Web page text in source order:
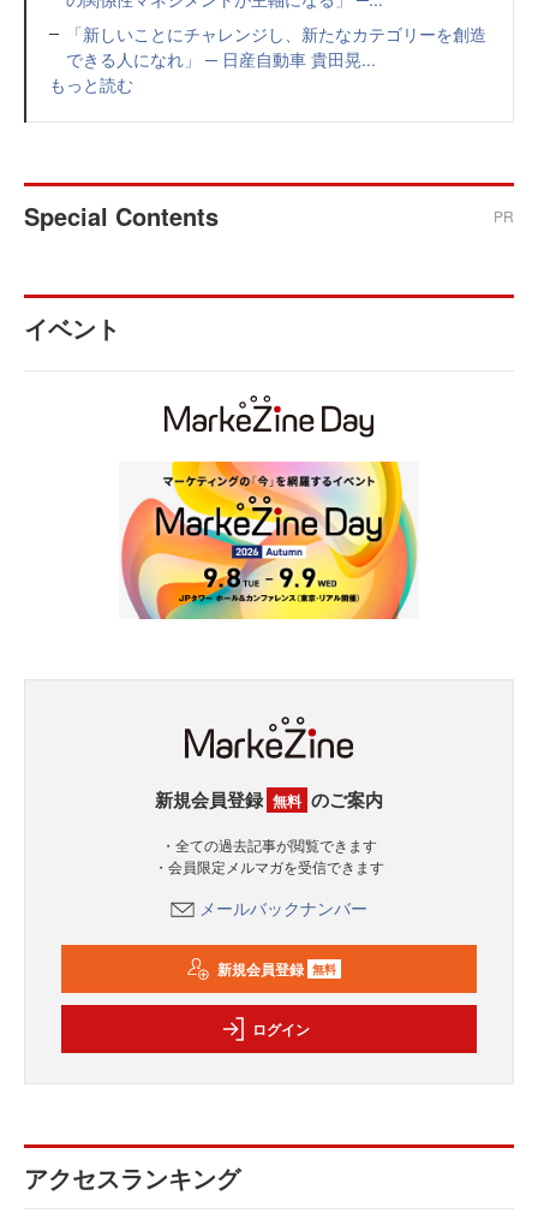
「新しいことにチャレンジし、新たなカテゴリーを創造
できる人になれ」 ─ 日産自動車 貴田晃...
もっと読む
Special Contents PR
イベント
新規会員登録 無料 のご案内
・全ての過去記事が閲覧できます
・会員限定メルマガを受信できます
メールバックナンバー
新規会員登録 無料
ログイン
アクセスランキング